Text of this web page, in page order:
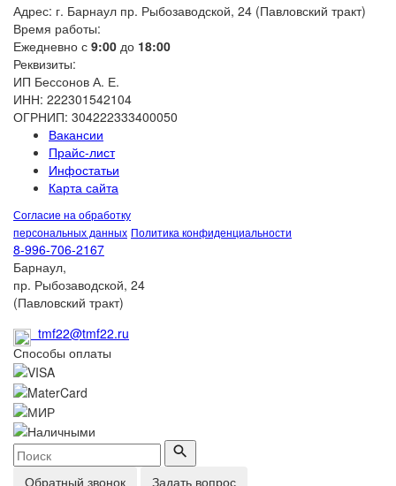
Адрес: г. Барнаул пр. Рыбозаводской, 24 (Павловский тракт)
Время работы:
Ежедневно с 9:00 до 18:00
Реквизиты:
ИП Бессонов А. Е.
ИНН: 222301542104
ОГРНИП: 304222333400050
Вакансии
Прайс-лист
Инфостатьи
Карта сайта
Согласие на обработку
персональных данных Политика конфиденциальности
8-996-706-2167
Барнаул,
пр. Рыбозаводской, 24
(Павловский тракт)
tmf22@tmf22.ru
Способы оплаты
Обратный звонок
Задать вопрос